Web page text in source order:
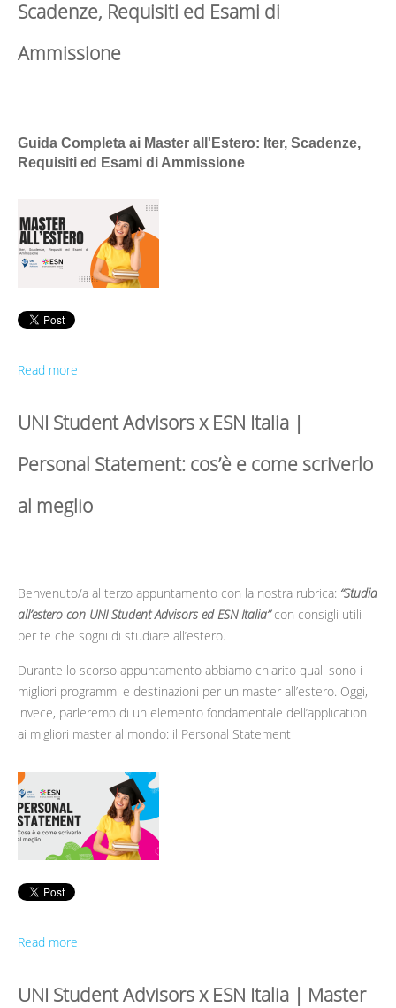
Scadenze, Requisiti ed Esami di
Ammissione
Guida Completa ai Master all'Estero: Iter, Scadenze,
Requisiti ed Esami di Ammissione
Read more
UNI Student Advisors x ESN Italia |
Personal Statement: cos’è e come scriverlo
al meglio
Benvenuto/a al terzo appuntamento con la nostra rubrica: “Studia
all’estero con UNI Student Advisors ed ESN Italia”con consigli utili
per te che sogni di studiare all’estero.
Durante lo scorso appuntamento abbiamo chiarito quali sono i
migliori programmi e destinazioni per un master all’estero. Oggi,
invece, parleremo di un elemento fondamentale dell’application
ai migliori master al mondo: il Personal Statement
Read more
UNI Student Advisors x ESN Italia | Master